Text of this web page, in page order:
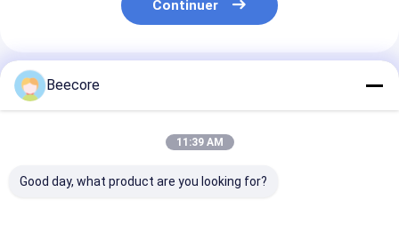
Continuer
Produits Recommandés
Beecore
11:39 AM
Good day, what product are you looking for?